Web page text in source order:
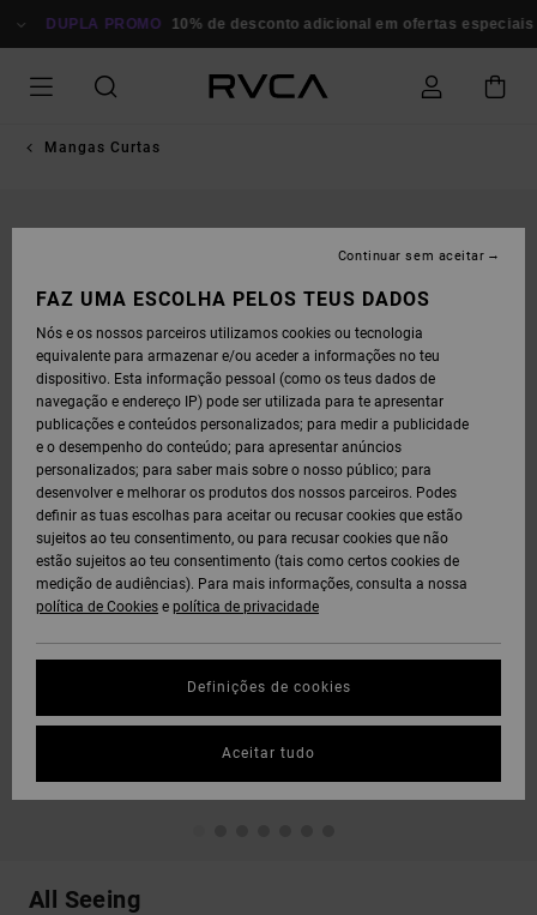
PARADUPLA PROMO 10% de desconto adicional em ofertas especiais
Mangas Curtas
All Seeing
FAZ UMA ESCOLHA PELOS TEUS DADOS
Nós e os nossos parceiros utilizamos cookies ou tecnologia
equivalente para armazenar e/ou aceder a informações no teu
dispositivo. Esta informação pessoal (como os teus dados de
navegação e endereço IP) pode ser utilizada para te apresentar
publicações e conteúdos personalizados; para medir a publicidade
e o desempenho do conteúdo; para apresentar anúncios
personalizados; para saber mais sobre o nosso público; para
desenvolver e melhorar os produtos dos nossos parceiros. Podes
definir as tuas escolhas para aceitar ou recusar cookies que estão
sujeitos ao teu consentimento, ou para recusar cookies que não
estão sujeitos ao teu consentimento (tais como certos cookies de
medição de audiências). Para mais informações, consulta a nossa
política de Cookies e política de privacidade
Definições de cookies
Continuar sem aceitar
Aceitar tudo